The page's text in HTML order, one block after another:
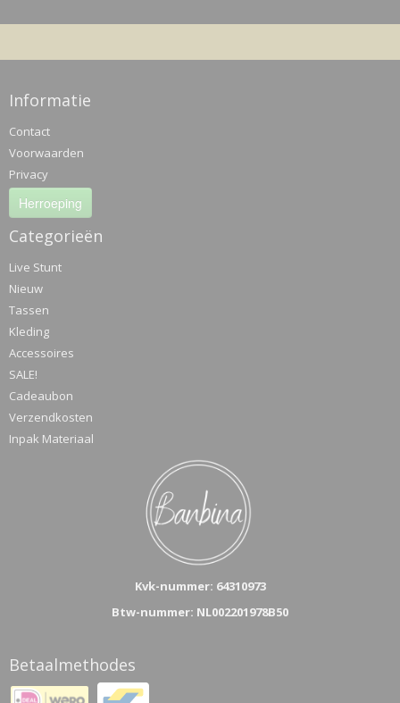
Informatie
Contact
Voorwaarden
Privacy
Herroeping
Categorieën
Live Stunt
Nieuw
Tassen
Kleding
Accessoires
SALE!
Cadeaubon
Verzendkosten
Inpak Materiaal
Kvk-nummer: 64310973
Btw-nummer: NL002201978B50
Betaalmethodes